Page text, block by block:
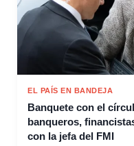
EL PAÍS EN BANDEJA
Banquete con el
banqueros,
con la jefa del FMI